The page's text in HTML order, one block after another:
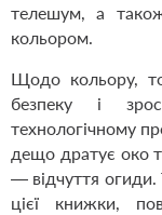
телешум, а
кольором.
Щодо кольору,
безпеку і
технологічному
дещо дратує око
— відчуття огиди.
цієї книжки,